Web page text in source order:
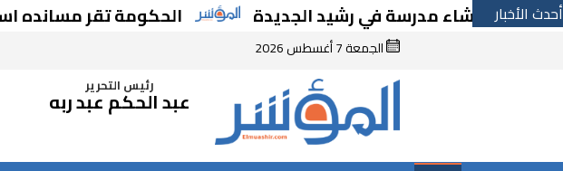
أحدث الأخباربإنشاء مدرسة في رشيد الجديدة الحكومة تقر مسانده
الجمعة 7 أغسطس 2026
رئيس التحرير
عبد الحكم عبد ربه